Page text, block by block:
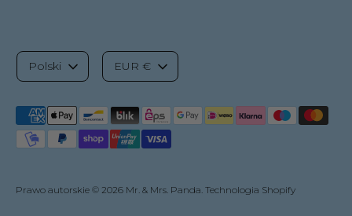
Prawo autorskie © 2026 Mr. & Mrs. Panda. Technologia Shopify
J
ę
z
k
Polski
W
a
l
t
EUR €
Akceptowane
metody
płatności